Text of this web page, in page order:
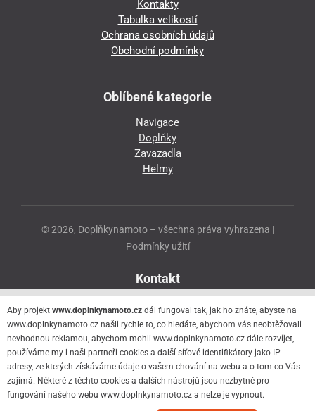
Kontakty
Tabulka velikostí
Ochrana osobních údajů
Obchodní podmínky
Oblíbené kategorie
Navigace
Doplňky
Zavazadla
Helmy
© 2026, Doplňkynamoto – všechna práva vyhrazena |
Podmínky užití
Kontakt
Přeloučská 86
530 06 Pardubice - Staré Čivice
776 056 073
motorider.rf@seznam.cz
Aby projekt www.doplnkynamoto.cz dál fungoval tak, jak ho znáte, abyste na
www.doplnkynamoto.cz našli rychle to, co hledáte, abychom vás neobtěžovali
nevhodnou reklamou, abychom mohli www.doplnkynamoto.cz dále rozvíjet,
používáme my i naši partneři cookies a další síťové identifikátory jako IP
adresy, ze kterých získáváme údaje o vašem chování na webu a o tom co Vás
zajímá. Některé z těchto cookies a dalších nástrojů jsou nezbytné pro
fungování našeho webu www.doplnkynamoto.cz a nelze je vypnout.